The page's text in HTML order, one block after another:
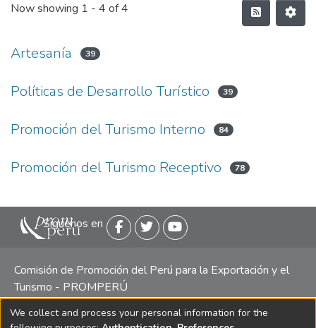
Now showing 1 - 4 of 4
Artesanía 39
Políticas de Desarrollo Turístico 39
Promoción del Turismo Interno 84
Promoción del Turismo Receptivo 78
Siguenos en
Comisión de Promoción del Perú para la Exportación y el
Turismo - PROMPERÚ
Central telefónica: (511) 616 7300 / 616 7400 Calle Uno
We collect and process your personal information for the